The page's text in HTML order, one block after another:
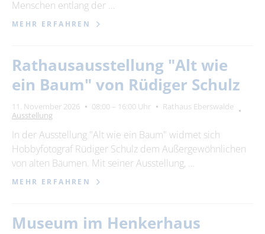
Zeitraum
von
bis
Kategorie
Menschen entlang der …
MEHR ERFAHREN
Rathausausstellung "Alt wie
ein Baum" von Rüdiger Schulz
11. November 2026 08:00 – 16:00 Uhr
Rathaus Eberswalde
Ausstellung
In der Ausstellung "Alt wie ein Baum" widmet sich
Hobbyfotograf Rüdiger Schulz dem Außergewöhnlichen
von alten Bäumen. Mit seiner Ausstellung, …
MEHR ERFAHREN
Museum im Henkerhaus